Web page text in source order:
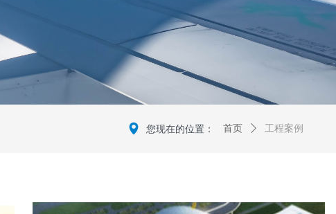
넹 您现在的位置： 首页 ꄲ 工程案例